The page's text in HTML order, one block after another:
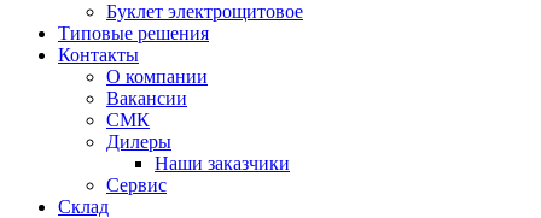
Буклет электрощитовое
Типовые решения
Контакты
О компании
Вакансии
СМК
Дилеры
Наши заказчики
Сервис
Склад